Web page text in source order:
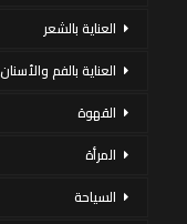
العناية بالشعر
العناية بالفم والأسنان
القهوة
المرأة
السياحة